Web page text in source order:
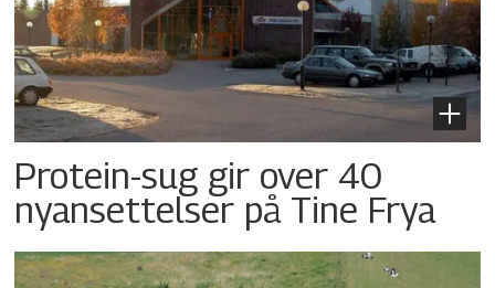
Protein-sug gir over 40
nyansettelser på Tine Frya